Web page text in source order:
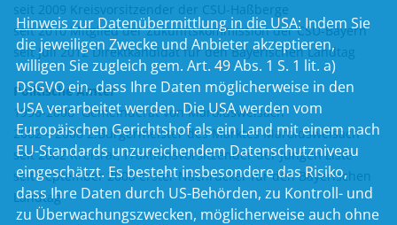
seit 2009 Kreisvorsitzender der CSU-Haßberge
seit 2010 Mitglied der Zukunftskommission der CSU-Bayern
seit Juli 2012 Direktkandidat für den Bayerischen Landtag
Politische Ämter
1996-2008 Gemeinderat von Maroldsweisach
2002 – 2008 2.Bürgermeister des Marktes Maroldsweisach
seit 2002 Kreisrat, Fraktionsvorsitzender der Jungen Liste
seit September 2008 erster Nachrücker für den Bayerischen
Landtag
Hinweis zur Datenübermittlung in die USA:Indem Sie
die jeweiligen Zwecke und Anbieter akzeptieren,
willigen Sie zugleich gem. Art. 49 Abs. 1 S. 1 lit. a)
DSGVO ein, dass Ihre Daten möglicherweise in den
USA verarbeitet werden. Die USA werden vom
Europäischen Gerichtshof als ein Land mit einem nach
EU-Standards unzureichendem Datenschutzniveau
eingeschätzt. Es besteht insbesondere das Risiko,
dass Ihre Daten durch US-Behörden, zu Kontroll- und
zu Überwachungszwecken, möglicherweise auch ohne